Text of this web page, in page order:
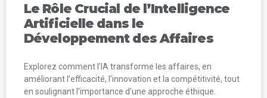
Le Rôle Crucial de l’Intelligence
Artificielle dans le
Développement des Affaires
Explorez comment l’IA transforme les affaires, en
améliorant l’efficacité, l’innovation et la compétitivité, tout
en soulignant l’importance d’une approche éthique.